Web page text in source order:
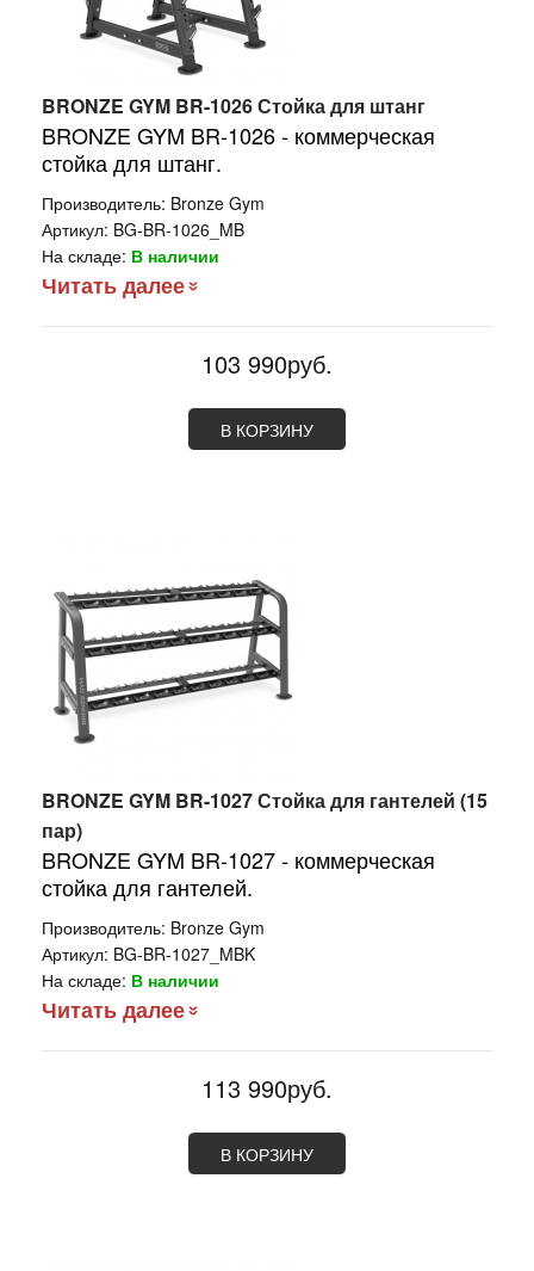
BRONZE GYM BR-1026 Стойка для штанг
BRONZE GYM BR-1026 - коммерческая
стойка для штанг.
Производитель: Bronze Gym
Артикул: BG-BR-1026_MB
На складе: В наличии
Читать далее
103 990руб.
В КОРЗИНУ
BRONZE GYM BR-1027 Стойка для гантелей (15
пар)
BRONZE GYM BR-1027 - коммерческая
стойка для гантелей.
Производитель: Bronze Gym
Артикул: BG-BR-1027_MBK
На складе: В наличии
Читать далее
113 990руб.
В КОРЗИНУ